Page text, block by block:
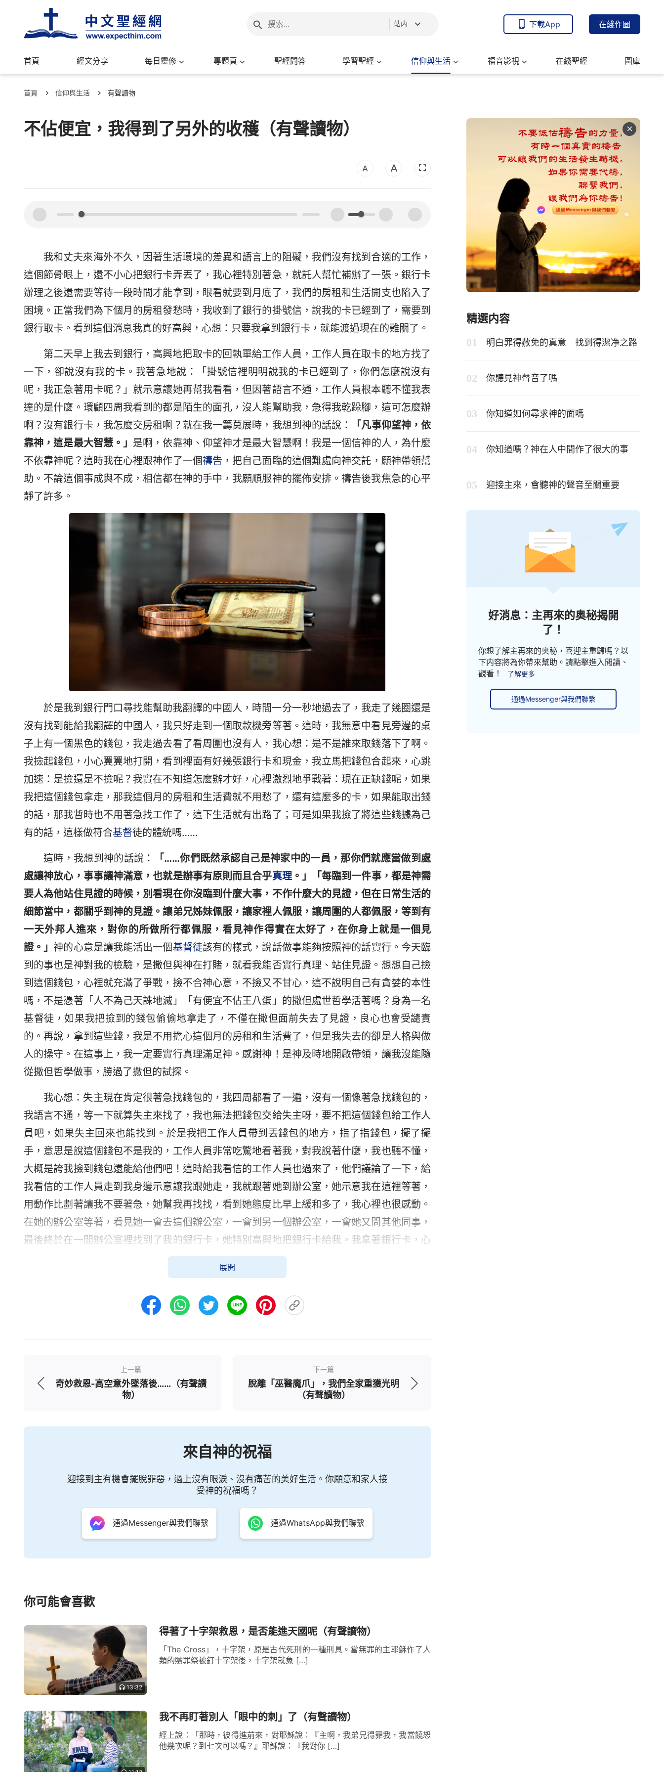
站内 下載App 在綫作圖
首頁 經文分享 每日靈修 專題頁 聖經問答 學習聖經 信仰與生活 福音影視 在綫聖經 圖庫
首頁 信仰與生活 有聲讀物
不佔便宜，我得到了另外的收穫（有聲讀物）
00:00 00:00
我和丈夫來海外不久，因著生活環境的差異和語言上的阻礙，我們沒有找到合適的工作，
這個節骨眼上，還不小心把銀行卡弄丟了，我心裡特別著急，就託人幫忙補辦了一張。銀行卡
辦理之後還需要等待一段時間才能拿到，眼看就要到月底了，我們的房租和生活開支也陷入了
困境。正當我們為下個月的房租發愁時，我收到了銀行的掛號信，說我的卡已經到了，需要到
銀行取卡。看到這個消息我真的好高興，心想：只要我拿到銀行卡，就能渡過現在的難關了。
第二天早上我去到銀行，高興地把取卡的回執單給工作人員，工作人員在取卡的地方找了
一下，卻說沒有我的卡。我著急地說：「掛號信裡明明說我的卡已經到了，你們怎麼說沒有
呢，我正急著用卡呢？」就示意讓她再幫我看看，但因著語言不通，工作人員根本聽不懂我表
達的是什麼。環顧四周我看到的都是陌生的面孔，沒人能幫助我，急得我乾跺腳，這可怎麼辦
啊？沒有銀行卡，我怎麼交房租啊？就在我一籌莫展時，我想到神的話說：
「凡事仰望神，依
靠神，這是最大智慧。」 是啊，依靠神、仰望神才是最大智慧啊！我是一個信神的人，為什麼
不依靠神呢？這時我在心裡跟神作了一個禱告 ，把自己面臨的這個難處向神交託，願神帶領幫
助。不論這個事成與不成，相信都在神的手中，我願順服神的擺佈安排。禱告後我焦急的心平
靜了許多。
於是我到銀行門口尋找能幫助我翻譯的中國人，時間一分一秒地過去了，我走了幾圈還是
沒有找到能給我翻譯的中國人，我只好走到一個取款機旁等著。這時，我無意中看見旁邊的桌
子上有一個黑色的錢包，我走過去看了看周圍也沒有人，我心想：是不是誰來取錢落下了啊。
我撿起錢包，小心翼翼地打開，看到裡面有好幾張銀行卡和現金，我立馬把錢包合起來，心跳
加速：是撿還是不撿呢？我實在不知道怎麼辦才好，心裡激烈地爭戰著：現在正缺錢呢，如果
我把這個錢包拿走，那我這個月的房租和生活費就不用愁了，還有這麼多的卡，如果能取出錢
的話，那我暫時也不用著急找工作了，這下生活就有出路了；可是如果我撿了將這些錢據為己
有的話，這樣做符合基督徒的體統嗎……
這時，我想到神的話說：
「……你們既然承認自己是神家中的一員，那你們就應當做到處
處讓神放心，事事讓神滿意，也就是辦事有原則而且合乎真理。」「每臨到一件事，都是神需
要人為他站住見證的時候，別看現在你沒臨到什麼大事，不作什麼大的見證，但在日常生活的
細節當中，都關乎到神的見證。讓弟兄姊妹佩服，讓家裡人佩服，讓周圍的人都佩服，等到有
一天外邦人進來，對你的所做所行都佩服，看見神作得實在太好了，在你身上就是一個見
證。」 神的心意是讓我能活出一個 基督徒該有的樣式，說話做事能夠按照神的話實行。今天臨
到的事也是神對我的檢驗，是撒但與神在打賭，就看我能否實行真理、站住見證。想想自己撿
到這個錢包，心裡就充滿了爭戰，撿不合神心意，不撿又不甘心，這不說明自己有貪婪的本性
嗎，不是憑著「人不為己天誅地滅」「有便宜不佔王八蛋」的撒但處世哲學活著嗎？身為一名
基督徒，如果我把撿到的錢包偷偷地拿走了，不僅在撒但面前失去了見證，良心也會受譴責
的。再說，拿到這些錢，我是不用擔心這個月的房租和生活費了，但是我失去的卻是人格與做
人的操守。在這事上，我一定要實行真理滿足神。感謝神！是神及時地開啟帶領，讓我沒能隨
從撒但哲學做事，勝過了撒但的試探。
我心想：失主現在肯定很著急找錢包的，我四周都看了一遍，沒有一個像著急找錢包的，
我語言不通，等一下就算失主來找了，我也無法把錢包交給失主呀，要不把這個錢包給工作人
員吧，如果失主回來也能找到。於是我把工作人員帶到丟錢包的地方，指了指錢包，擺了擺
手，意思是說這個錢包不是我的，工作人員非常吃驚地看著我，對我說著什麼，我也聽不懂，
大概是誇我撿到錢包還能給他們吧！這時給我看信的工作人員也過來了，他們議論了一下，給
我看信的工作人員走到我身邊示意讓我跟她走，我就跟著她到辦公室，她示意我在這裡等著，
用動作比劃著讓我不要著急，她幫我再找找，看到她態度比早上緩和多了，我心裡也很感動。
在她的辦公室等著，看見她一會去這個辦公室，一會到另一個辦公室，一會她又問其他同事，
最後終於在一間辦公室裡找到了我的銀行卡，她特別高興地把銀行卡給我。我拿著銀行卡，心
裡長長地舒了一口氣，心裡的石頭總算落地了，和她說了聲謝謝後，就很高興地離開了銀行。
來，但是在等待的過程中，卻讓我有了另外的收穫，在我臨到錢財試探的時候，是神話語的開
啟、帶領，讓我勝過了試探，實行真理做誠實人。把錢包交給工作人員，也正因為此，工作人
員對我的態度也從一開始的愛搭不理變得熱情起來，還忙前忙後地將我的銀行卡找到給了我。
的看見神就在我的身邊，擺佈著這一切。
「他的作為無處不在，他的能力無處不在，他的智慧無處不在，他的權柄無
話，做一個敬畏神遠離惡的人。感謝神，一切榮耀歸給神！
法國 李會
展開
上一篇
奇妙救恩-高空意外墜落後……（有聲讀
物）
下一篇
脫離「巫醫魔爪」，我們全家重獲光明
（有聲讀物）
來自神的祝福
迎接到主有機會擺脫罪惡，過上沒有眼淚、沒有痛苦的美好生活。你願意和家人接
受神的祝福嗎？
通過Messenger與我們聯繫 通過WhatsApp與我們聯繫
你可能會喜歡
13:32
得著了十字架救恩，是否能進天國呢（有聲讀物）
「The Cross」，十字架，原是古代死刑的一種刑具。當無罪的主耶穌作了人
類的贖罪祭被釘十字架後，十字架就象 […]
我不再盯著別人「眼中的刺」了（有聲讀物）
經上說：「那時，彼得進前來，對耶穌說：『主啊，我弟兄得罪我，我當饒恕
他幾次呢？到七次可以嗎？』耶穌說：『我對你 […]
精選内容
明白罪得赦免的真意 找到得潔净之路
你聽見神聲音了嗎
你知道如何尋求神的面嗎
你知道嗎？神在人中間作了很大的事
迎接主來，會聽神的聲音至關重要
好消息：主再來的奥秘揭開
了！
你想了解主再來的奥秘，喜迎主重歸嗎？以
下内容將為你帶來幫助。請點擊進入閲讀、
觀看！
了解更多
通過Messenger與我們聯繫